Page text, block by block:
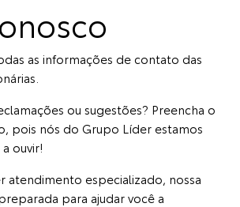
as informações de contato das
ou sugestões? Preencha o
pois nós do Grupo Líder estamos
ouvir!
atendimento especializado, nossa
para ajudar você a